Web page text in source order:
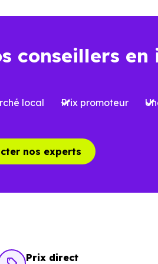
varier selon les secteurs, cette
conseillers
local Prix promoteur
nos experts
Prix direct